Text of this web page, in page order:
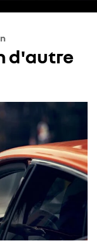
d'autre